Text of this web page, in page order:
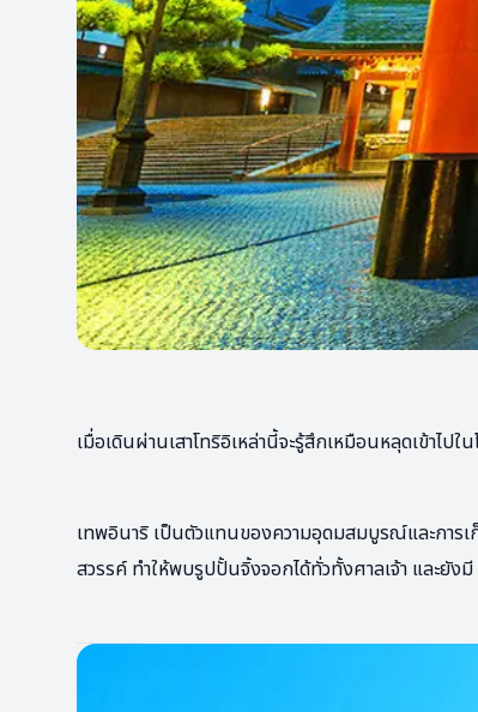
เมื่อเดินผ่านเสาโทริอิเหล่านี้จะรู้สึกเหมือนหลุดเข้าไ
เทพอินาริ เป็นตัวแทนของความอุดมสมบูรณ์และการ
สวรรค์ ทำให้พบรูปปั้นจิ้งจอกได้ทั่วทั้งศาลเจ้า และยัง